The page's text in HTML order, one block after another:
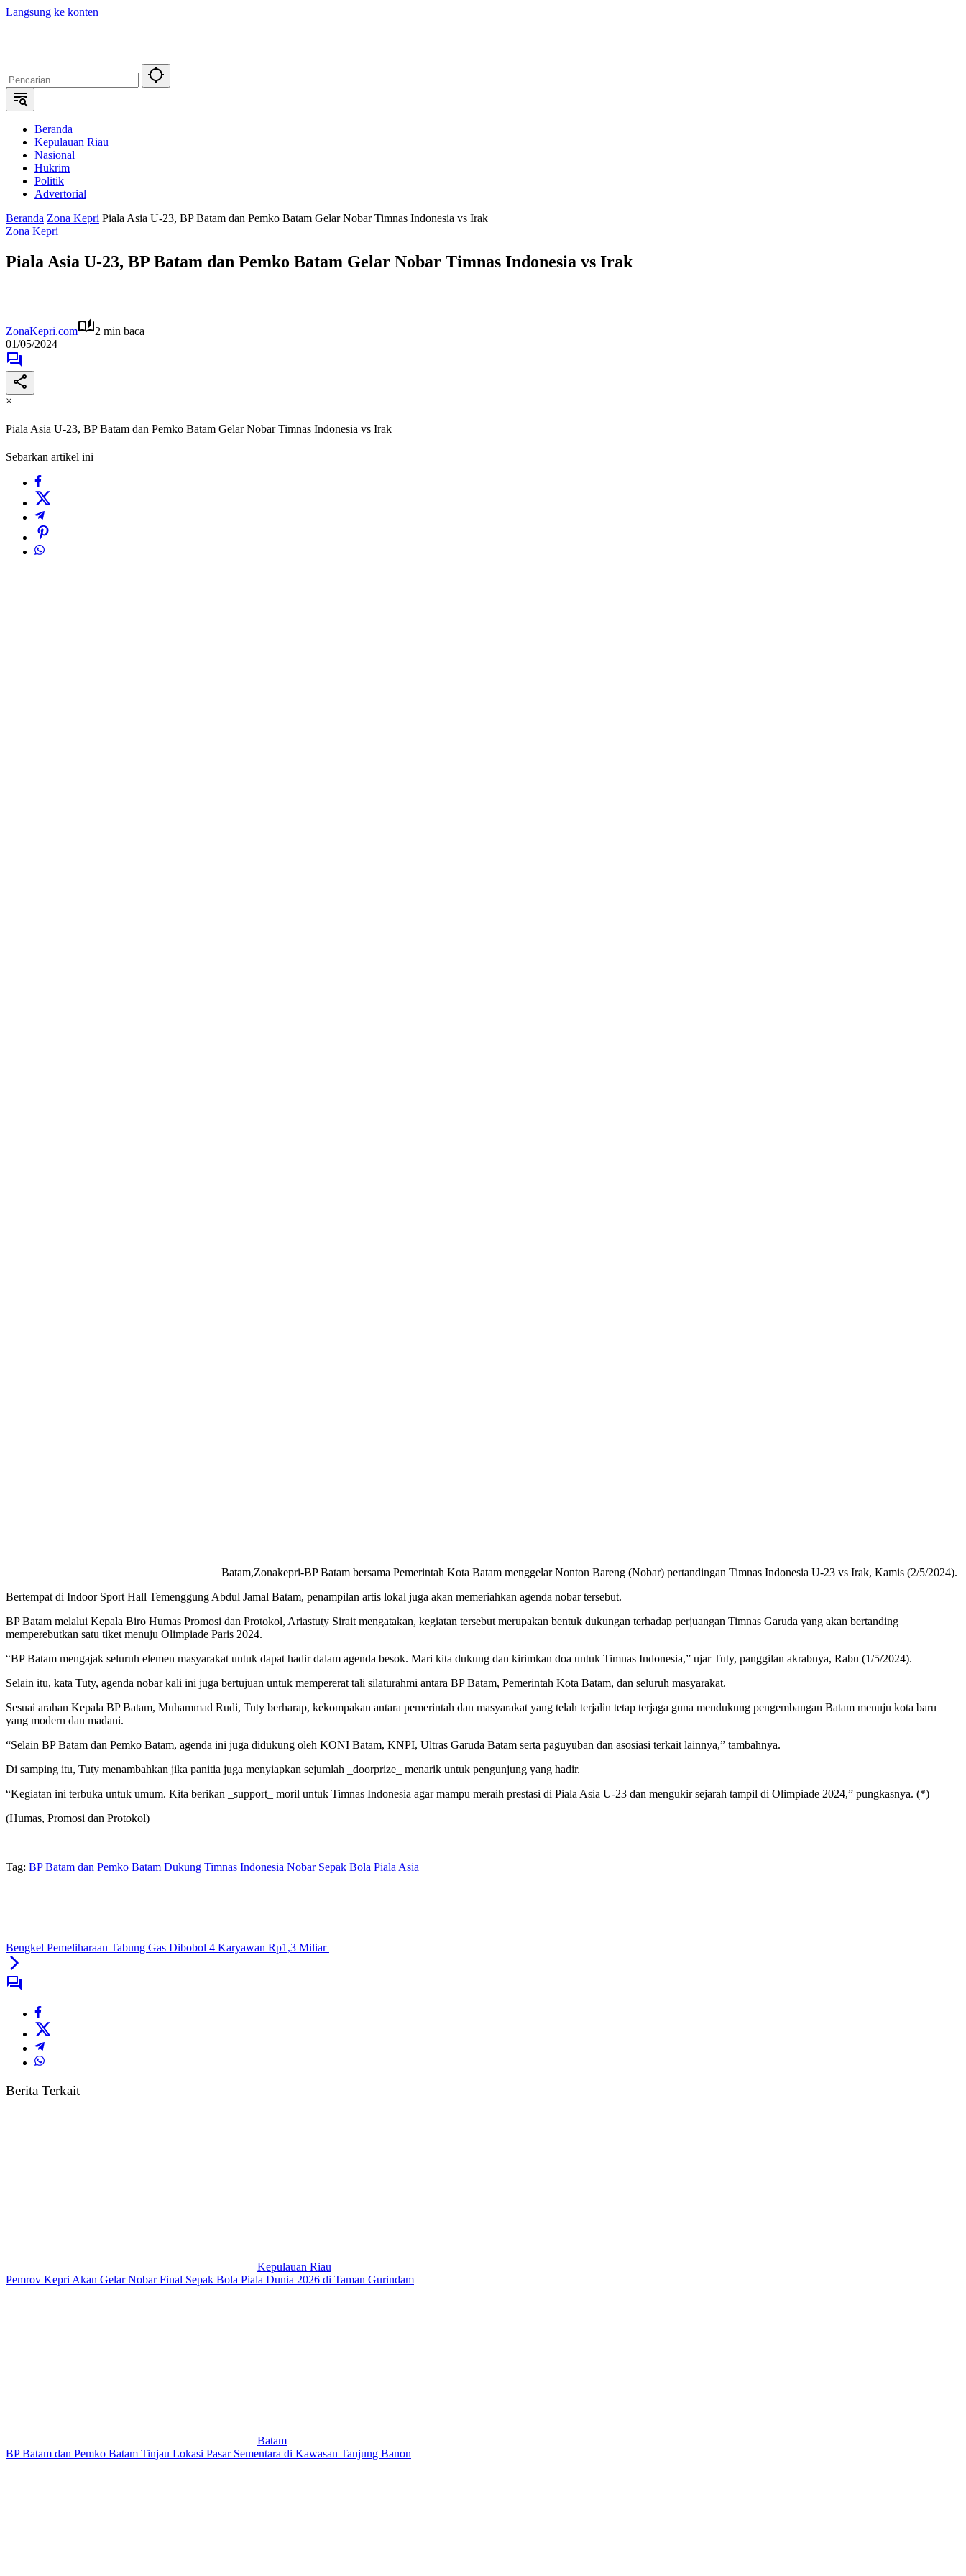
Langsung ke konten
Beranda
Kepulauan Riau
Nasional
Hukrim
Politik
Advertorial
Beranda Zona Kepri Piala Asia U-23, BP Batam dan Pemko Batam Gelar Nobar Timnas Indonesia vs Irak
Zona Kepri
Piala Asia U-23, BP Batam dan Pemko Batam Gelar Nobar Timnas Indonesia vs Irak
ZonaKepri.com
2 min baca
01/05/2024
×
Piala Asia U-23, BP Batam dan Pemko Batam Gelar Nobar Timnas Indonesia vs Irak
Sebarkan artikel ini
Batam,Zonakepri-BP Batam bersama Pemerintah Kota Batam menggelar Nonton Bareng (Nobar) pertandingan Timnas Indonesia U-23 vs Irak, Kamis (2/5/2024).
Bertempat di Indoor Sport Hall Temenggung Abdul Jamal Batam, penampilan artis lokal juga akan memeriahkan agenda nobar tersebut.
BP Batam melalui Kepala Biro Humas Promosi dan Protokol, Ariastuty Sirait mengatakan, kegiatan tersebut merupakan bentuk dukungan terhadap perjuangan Timnas Garuda yang akan bertanding
memperebutkan satu tiket menuju Olimpiade Paris 2024.
“BP Batam mengajak seluruh elemen masyarakat untuk dapat hadir dalam agenda besok. Mari kita dukung dan kirimkan doa untuk Timnas Indonesia,” ujar Tuty, panggilan akrabnya, Rabu (1/5/2024).
Selain itu, kata Tuty, agenda nobar kali ini juga bertujuan untuk mempererat tali silaturahmi antara BP Batam, Pemerintah Kota Batam, dan seluruh masyarakat.
Sesuai arahan Kepala BP Batam, Muhammad Rudi, Tuty berharap, kekompakan antara pemerintah dan masyarakat yang telah terjalin tetap terjaga guna mendukung pengembangan Batam menuju kota baru
yang modern dan madani.
“Selain BP Batam dan Pemko Batam, agenda ini juga didukung oleh KONI Batam, KNPI, Ultras Garuda Batam serta paguyuban dan asosiasi terkait lainnya,” tambahnya.
Di samping itu, Tuty menambahkan jika panitia juga menyiapkan sejumlah _doorprize_ menarik untuk pengunjung yang hadir.
“Kegiatan ini terbuka untuk umum. Kita berikan _support_ moril untuk Timnas Indonesia agar mampu meraih prestasi di Piala Asia U-23 dan mengukir sejarah tampil di Olimpiade 2024,” pungkasnya. (*)
(Humas, Promosi dan Protokol)
Tag: BP Batam dan Pemko Batam Dukung Timnas Indonesia Nobar Sepak Bola Piala Asia
Bengkel Pemeliharaan Tabung Gas Dibobol 4 Karyawan Rp1,3 Miliar
Berita Terkait
Kepulauan Riau
Pemrov Kepri Akan Gelar Nobar Final Sepak Bola Piala Dunia 2026 di Taman Gurindam
Batam
BP Batam dan Pemko Batam Tinjau Lokasi Pasar Sementara di Kawasan Tanjung Banon